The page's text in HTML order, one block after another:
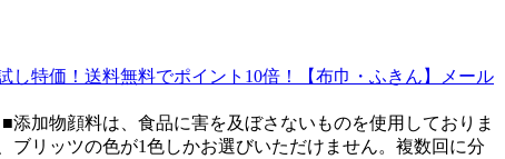
し特価！送料無料でポイント10倍！【布巾・ふきん】メール
加物顔料は、食品に害を及ぼさないものを使用しておりま
リッツの色が1色しかお選びいただけません。複数回に分